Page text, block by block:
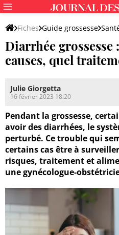
Fiches Guide grossesse
Questions et petits maux de la
Maux de la grossesse
Diarrhée grossesse
causes, quel
Julie Giorgetta
16 février 2023 18:20
Pendant la grossesse,
avoir des diarrhées, le
perturbé. Ce trouble qui
certains cas être à
risques, traitement et
une gynécologue-